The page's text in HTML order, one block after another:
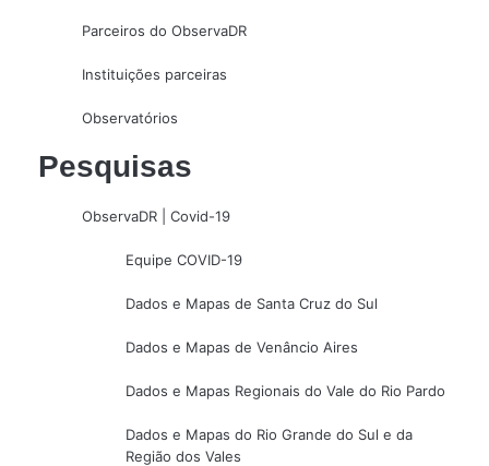
Parceiros do ObservaDR
Instituições parceiras
Observatórios
Pesquisas
ObservaDR | Covid-19
Equipe COVID-19
Dados e Mapas de Santa Cruz do Sul
Dados e Mapas de Venâncio Aires
Dados e Mapas Regionais do Vale do Rio Pardo
Dados e Mapas do Rio Grande do Sul e da
Região dos Vales